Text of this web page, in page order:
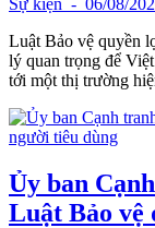
Sự kiện - 06/08/
Luật Bảo vệ quyền
lý quan trọng để
tới một thị trường
Ủy ban
Luật Bảo vệ